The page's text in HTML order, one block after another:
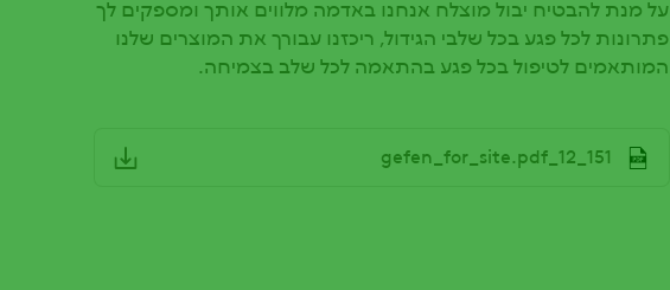
על מנת להבטיח יבול מוצלח אנחנו באדמה מלווים אותך ומספקים לך
פתרונות לכל פגע בכל שלבי הגידול, ריכזנו עבורך את המוצרים שלנו
המותאמים לטיפול בכל פגע בהתאמה לכל שלב בצמיחה.
File
151_12_gefen_for_site.pdf